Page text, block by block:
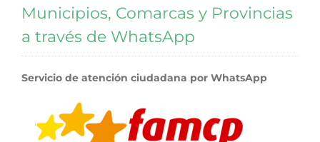
Municipios, Comarcas y Provincias
a través de WhatsApp
Servicio de atención ciudadana por WhatsApp